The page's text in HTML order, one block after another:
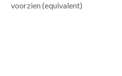
voorzien (equivalent)